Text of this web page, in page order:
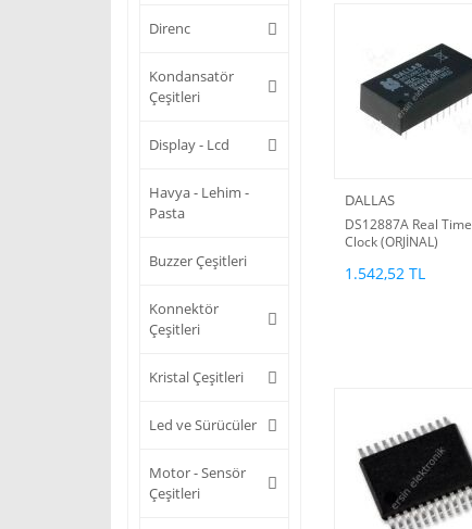
Direnc
Kondansatör
Çeşitleri
Display - Lcd
Havya - Lehim -
Pasta
Buzzer Çeşitleri
Konnektör
Çeşitleri
Kristal Çeşitleri
Led ve Sürücüler
Motor - Sensör
Çeşitleri
DALLAS
DS12887A Real Time
Clock (ORJİNAL)
1.542,52 TL